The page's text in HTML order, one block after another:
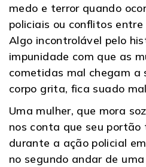
medo e terror quando
policiais ou conflitos
Algo incontrolável pelo
impunidade com que as
cometidas mal chegam a
corpo grita, fica suado
Uma mulher, que mora
nos conta que seu
durante a ação policial
no segundo andar de